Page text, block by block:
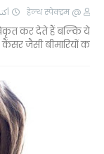
@ हेल्थ स्पेक्ट्रम
कर देते हैं बल्कि ये
जैसी बीमारियों क…